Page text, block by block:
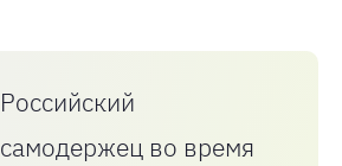
Российский
самодержец во время